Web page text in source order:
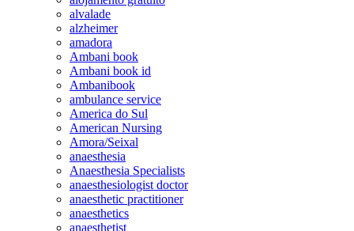
alvalade
alzheimer
amadora
Ambani book
Ambani book id
Ambanibook
ambulance service
America do Sul
American Nursing
Amora/Seixal
anaesthesia
Anaesthesia Specialists
anaesthesiologist doctor
anaesthetic practitioner
anaesthetics
anaesthetist